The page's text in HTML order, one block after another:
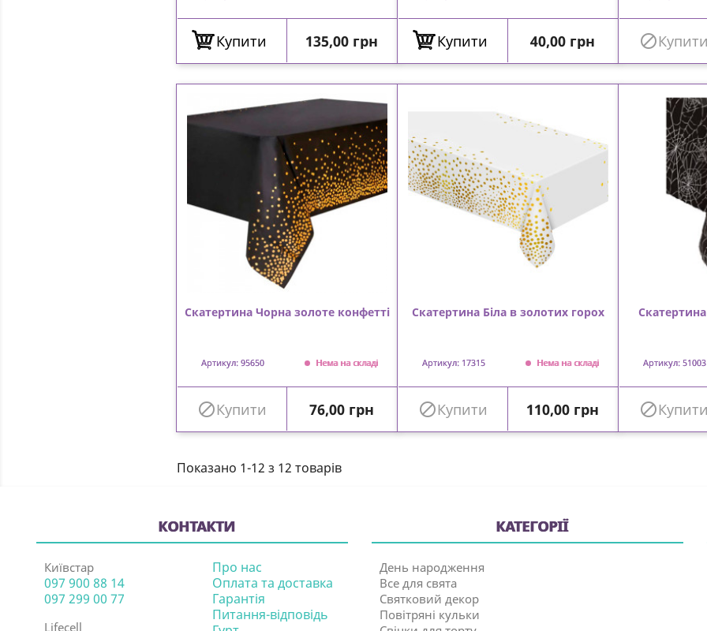
Купити Ціна
135,00 грн Купити Ціна
40,00 грн Купити
Скатертина Чорна золоте конфетті
Артикул: 95650 Нема на складі
Купити Ціна
76,00 грн
Скатертина Біла в золотих горох
Артикул: 17315 Нема на складі
Купити Ціна
110,00 грн
Артикул: 51003
Купити
Показано 1-12 з 12 товарів
КОНТАКТИ
Київстар
097 900 88 14
097 299 00 77
Lifecell
Про нас
Оплата та доставка
Гарантія
Питання-відповідь
КАТЕГОРІЇ
День народження
Все для свята
Святковий декор
Повітряні кульки